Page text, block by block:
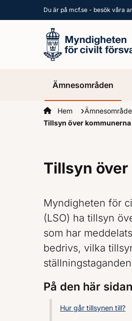
Du är på mcf.se - besök våra
Ämnesområden
Startsidan
Hem
Tillsyn över kommunerna
Tillsyn över
Myndigheten för
(LSO) ha tillsyn
som har
bedrivs, vilka
På den här sidan
Hur går tillsynen till?